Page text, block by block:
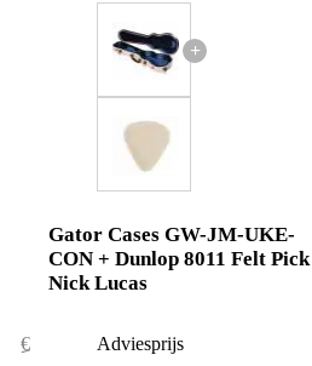
€ 87,50
+
Gator Cases GW-JM-UKE-
CON + Dunlop 8011 Felt Pick
Nick Lucas
Adviesprijs